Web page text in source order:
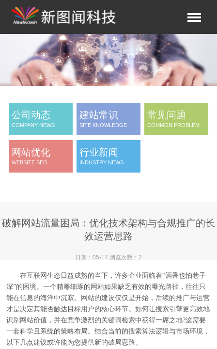
公司动态
COMPANY NEWS
建站常识
SITE KNOWLEDGE
常见问题
COMMON PROBLEM
网站优化
WEBSITE SEO
行业新闻
INDUSTRY NEWS
破解网站流量困局：优化技术架构与合规推广的长
效运营思路
日期：05-17 浏览次数：2
在互联网生态日益成熟的当下，许多企业面临着“酒香也怕巷子
深”的困境。一个精雕细琢的网站如果缺乏有效的曝光路径，往往只
能在信息的海洋中沉寂。网站的建设仅仅是开始，后续的推广与运营
才是决定其能否触达目标用户的核心环节。如何让搜索引擎更高效地
识别网站价值，并在竞争激烈的关键词检索中获得一席之地?这需要
一套科学且系统的策略布局。结合当前的搜索算法逻辑与市场环境，
以下几点建议或许能为您提供新的破局思路。